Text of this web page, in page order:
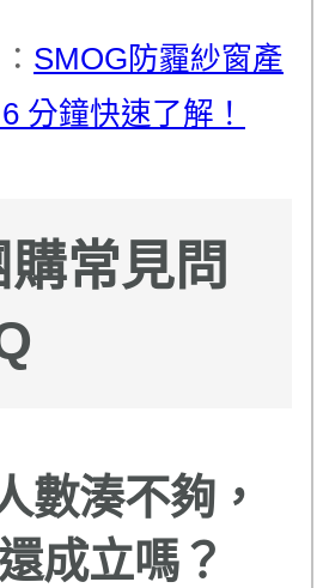
SMOG防霾紗窗產
分鐘快速了解！
常見問
數湊不夠，
成立嗎？